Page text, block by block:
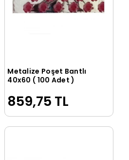
Sepete Ekle
Metalize Poşet Bantlı
40x60 ( 100 Adet )
859,75 TL